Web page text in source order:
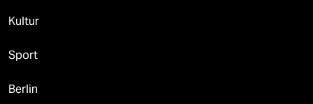
Kultur
Sport
Berlin